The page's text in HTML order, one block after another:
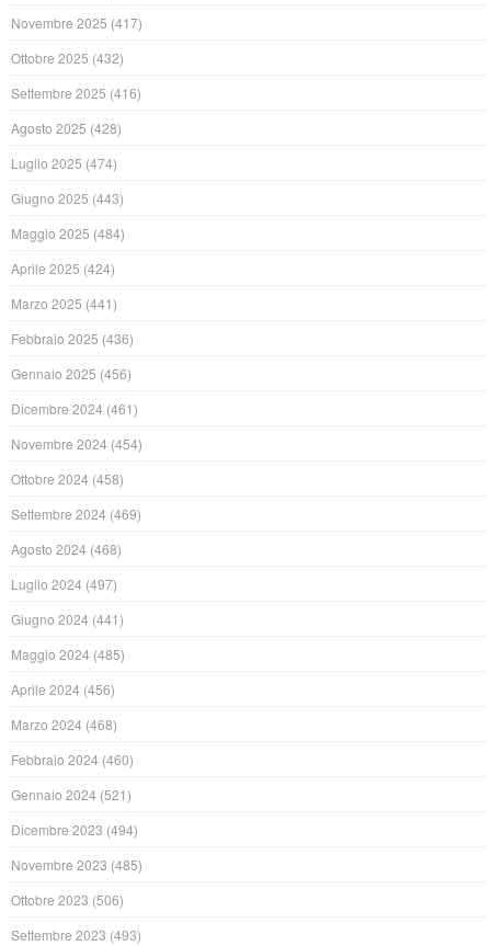
Novembre 2025 (417)
Ottobre 2025 (432)
Settembre 2025 (416)
Agosto 2025 (428)
Luglio 2025 (474)
Giugno 2025 (443)
Maggio 2025 (484)
Aprile 2025 (424)
Marzo 2025 (441)
Febbraio 2025 (436)
Gennaio 2025 (456)
Dicembre 2024 (461)
Novembre 2024 (454)
Ottobre 2024 (458)
Settembre 2024 (469)
Agosto 2024 (468)
Luglio 2024 (497)
Giugno 2024 (441)
Maggio 2024 (485)
Aprile 2024 (456)
Marzo 2024 (468)
Febbraio 2024 (460)
Gennaio 2024 (521)
Dicembre 2023 (494)
Novembre 2023 (485)
Ottobre 2023 (506)
Settembre 2023 (493)